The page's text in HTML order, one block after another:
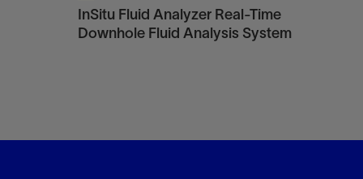
InSitu Fluid Analyzer Real-Time
Downhole Fluid Analysis System